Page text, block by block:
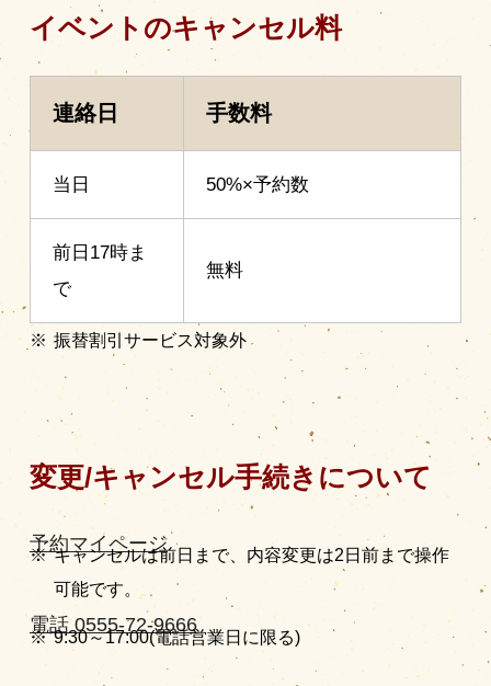
イベントのキャンセル料
連絡日 手数料
当日 50%×予約数
前日17時ま
で
無料
振替割引サービス対象外
変更/キャンセル手続きについて
予約マイページ
キャンセルは前日まで、内容変更は2日前まで操作
可能です。
電話 0555-72-9666
9:30～17:00(電話営業日に限る)